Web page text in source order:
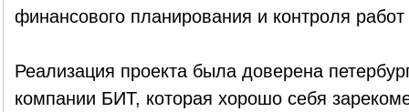
финансового планирования и контроля
Реализация проекта была доверена
компании БИТ, которая хорошо себя